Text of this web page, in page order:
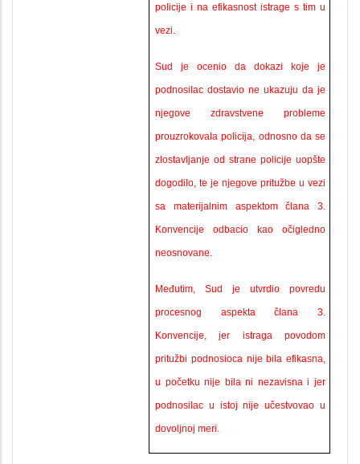
policije i na efikasnost istrage s tim u
vezi.
Sud je ocenio da dokazi koje je
podnosilac dostavio ne ukazuju da je
njegove zdravstvene probleme
prouzrokovala policija, odnosno da se
zlostavljanje od strane policije uopšte
dogodilo, te je njegove pritužbe u vezi
sa materijalnim aspektom člana 3.
Konvencije odbacio kao očigledno
neosnovane.
Međutim, Sud je utvrdio povredu
procesnog aspekta člana 3.
Konvencije, jer istraga povodom
pritužbi podnosioca nije bila efikasna,
u početku nije bila ni nezavisna i jer
podnosilac u istoj nije učestvovao u
dovoljnoj meri.